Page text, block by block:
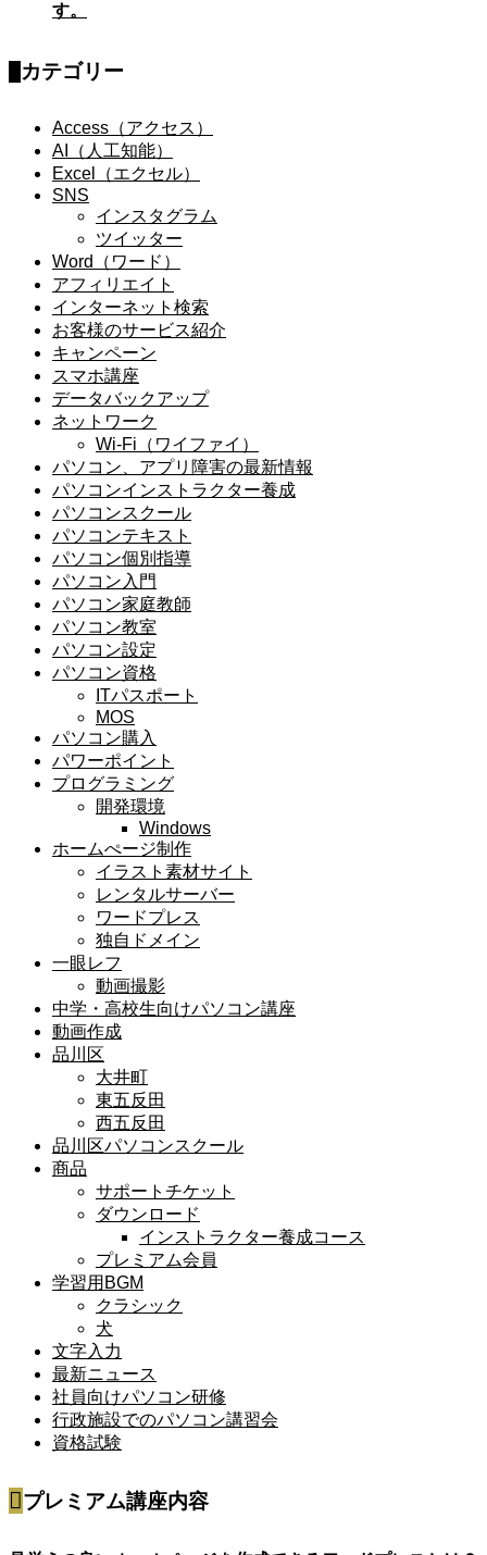
す。
カテゴリー
Access（アクセス）
AI（人工知能）
Excel（エクセル）
SNS
インスタグラム
ツイッター
Word（ワード）
アフィリエイト
インターネット検索
お客様のサービス紹介
キャンペーン
スマホ講座
データバックアップ
ネットワーク
Wi-Fi（ワイファイ）
パソコン、アプリ障害の最新情報
パソコンインストラクター養成
パソコンスクール
パソコンテキスト
パソコン個別指導
パソコン入門
パソコン家庭教師
パソコン教室
パソコン設定
パソコン資格
ITパスポート
MOS
パソコン購入
パワーポイント
プログラミング
開発環境
Windows
ホームぺージ制作
イラスト素材サイト
レンタルサーバー
ワードプレス
独自ドメイン
一眼レフ
動画撮影
中学・高校生向けパソコン講座
動画作成
品川区
大井町
東五反田
西五反田
品川区パソコンスクール
商品
サポートチケット
ダウンロード
インストラクター養成コース
プレミアム会員
学習用BGM
クラシック
犬
文字入力
最新ニュース
社員向けパソコン研修
行政施設でのパソコン講習会
資格試験
プレミアム講座内容